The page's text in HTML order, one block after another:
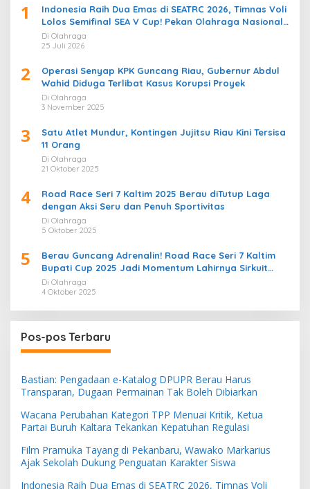
1
Indonesia Raih Dua Emas di SEATRC 2026, Timnas Voli
Lolos Semifinal SEA V Cup! Pekan Olahraga Nasional
Bergemuruh
Di Olahraga
25 Juli 2026
2
Operasi Senyap KPK Guncang Riau, Gubernur Abdul
Wahid Diduga Terlibat Kasus Korupsi Proyek
Di Olahraga
3 November 2025
3
Satu Atlet Mundur, Kontingen Jujitsu Riau Kini Tersisa
11 Orang
Di Olahraga
21 Oktober 2025
4
Road Race Seri 7 Kaltim 2025 Berau diTutup Laga
dengan Aksi Seru dan Penuh Sportivitas
Di Olahraga
5 Oktober 2025
5
Berau Guncang Adrenalin! Road Race Seri 7 Kaltim
Bupati Cup 2025 Jadi Momentum Lahirnya Sirkuit
Permanen 2026
Di Olahraga
4 Oktober 2025
Pos-pos Terbaru
Bastian: Pengadaan e-Katalog DPUPR Berau Harus
Transparan, Dugaan Permainan Tak Boleh Dibiarkan
Wacana Perubahan Kategori TPP Menuai Kritik, Ketua
Partai Buruh Kaltara Tekankan Kepatuhan Regulasi
Film Pramuka Tayang di Pekanbaru, Wawako Markarius
Ajak Sekolah Dukung Penguatan Karakter Siswa
Indonesia Raih Dua Emas di SEATRC 2026, Timnas Voli